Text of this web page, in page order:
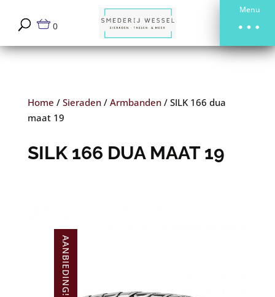
Menu
0
Home / Sieraden/ Armbanden/ SILK 166 dua
maat 19
SILK 166 DUA MAAT 19
AANBIEDING!